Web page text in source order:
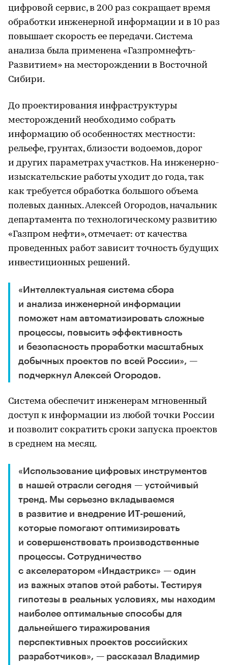
цифровой сервис, в 200 раз сокращает время
обработки инженерной информации и в 10 раз
повышает скорость ее передачи. Система
анализа была применена «Газпромнефть-
Развитием» на месторождении в Восточной
Сибири.
До проектирования инфраструктуры
месторождений необходимо собрать
информацию об особенностях местности:
рельефе, грунтах, близости водоемов, дорог
и других параметрах участков. На инженерно-
изыскательские работы уходит до года, так
как требуется обработка большого объема
полевых данных. Алексей Огородов, начальник
департамента по технологическому развитию
«Газпром нефти», отмечает: от качества
проведенных работ зависит точность будущих
инвестиционных решений.
«Интеллектуальная система сбора
и анализа инженерной информации
поможет нам автоматизировать сложные
процессы, повысить эффективность
и безопасность проработки масштабных
добычных проектов по всей России», —
подчеркнул Алексей Огородов.
Система обеспечит инженерам мгновенный
доступ к информации из любой точки России
и позволит сократить сроки запуска проектов
в среднем на месяц.
«Использование цифровых инструментов
в нашей отрасли сегодня — устойчивый
тренд. Мы серьезно вкладываемся
в развитие и внедрение ИТ-решений,
которые помогают оптимизировать
и совершенствовать производственные
процессы. Сотрудничество
с акселератором «Индастрикс» — один
из важных этапов этой работы. Тестируя
гипотезы в реальных условиях, мы находим
наиболее оптимальные способы для
дальнейшего тиражирования
перспективных проектов российских
разработчиков», — рассказал Владимир